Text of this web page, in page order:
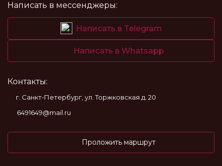
Написать в мессенджеры:
Написать в Telegram
Написать в Whatsapp
Контакты:
г. Санкт-Петербург, ул. Торжковская д. 20
6491649@mail.ru
Проложить маршрут